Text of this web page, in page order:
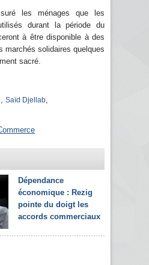
les ménages que les
durant la période du
à être disponible à des
marchés solidaires quelques
sacré.
Saïd Djellab
Dépendance
économique : Rezig
pointe du doigt les
accords commerciaux